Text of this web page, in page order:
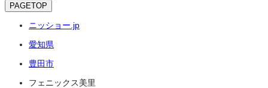
PAGETOP
ニッショー.jp
愛知県
豊田市
フェニックス美里